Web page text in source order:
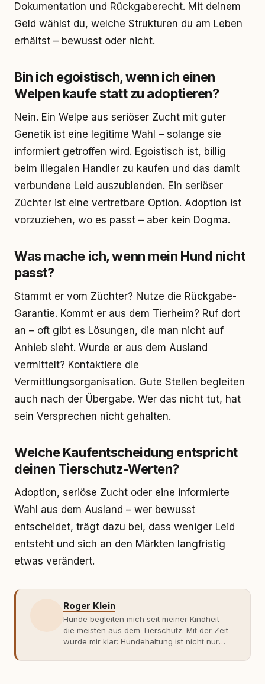
Dokumentation und Rückgaberecht. Mit deinem
Geld wählst du, welche Strukturen du am Leben
erhältst – bewusst oder nicht.
Bin ich egoistisch, wenn ich einen
Welpen kaufe statt zu adoptieren?
Nein. Ein Welpe aus seriöser Zucht mit guter
Genetik ist eine legitime Wahl – solange sie
informiert getroffen wird. Egoistisch ist, billig
beim illegalen Handler zu kaufen und das damit
verbundene Leid auszublenden. Ein seriöser
Züchter ist eine vertretbare Option. Adoption ist
vorzuziehen, wo es passt – aber kein Dogma.
Was mache ich, wenn mein Hund nicht
passt?
Stammt er vom Züchter? Nutze die Rückgabe-
Garantie. Kommt er aus dem Tierheim? Ruf dort
an – oft gibt es Lösungen, die man nicht auf
Anhieb sieht. Wurde er aus dem Ausland
vermittelt? Kontaktiere die
Vermittlungsorganisation. Gute Stellen begleiten
auch nach der Übergabe. Wer das nicht tut, hat
sein Versprechen nicht gehalten.
Welche Kaufentscheidung entspricht
deinen Tierschutz-Werten?
Adoption, seriöse Zucht oder eine informierte
Wahl aus dem Ausland – wer bewusst
entscheidet, trägt dazu bei, dass weniger Leid
entsteht und sich an den Märkten langfristig
etwas verändert.
Roger Klein
Hunde begleiten mich seit meiner Kindheit –
die meisten aus dem Tierschutz. Mit der Zeit
wurde mir klar: Hundehaltung ist nicht nur
Fachwissen. Der Wendepunkt kam mit meinem